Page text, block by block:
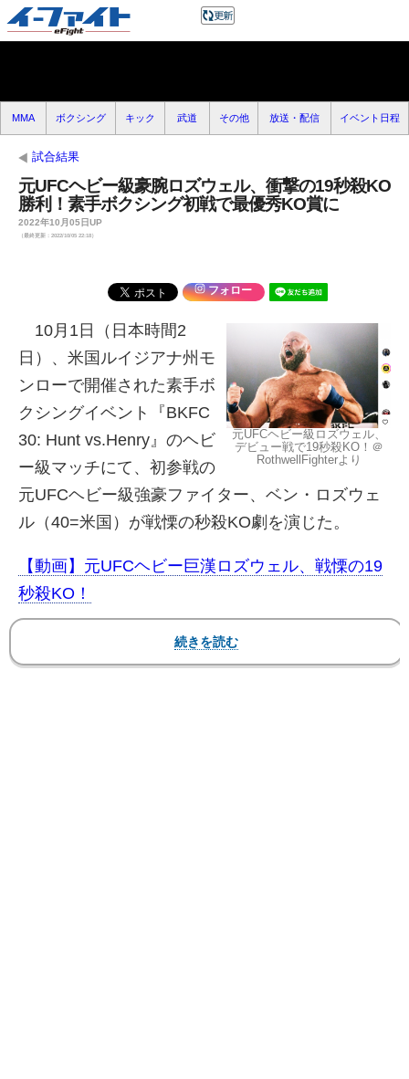
MMA ボクシング キック 武道 その他 放送・配信 イベント日程
試合結果
元UFCヘビー級豪腕ロズウェル、衝撃の19秒殺KO
勝利！素手ボクシング初戦で最優秀KO賞に
2022年10月05日UP
（最終更新：2022/10/05 22:18）
フォロー
元UFCヘビー級ロズウェル、
デビュー戦で19秒殺KO！＠
RothwellFighterより
10月1日（日本時間2
日）、米国ルイジアナ州モ
ンローで開催された素手ボ
クシングイベント『BKFC
30: Hunt vs.Henry』のヘビ
ー級マッチにて、初参戦の
元UFCヘビー級強豪ファイター、ベン・ロズウェ
ル（40=米国）が戦慄の秒殺KO劇を演じた。
【動画】元UFCヘビー巨漢ロズウェル、戦慄の19
秒殺KO！